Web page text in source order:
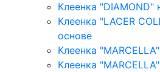
Клеенка "DIAMOND"
Клеенка "LACER
основе
Клеенка
Клеенка